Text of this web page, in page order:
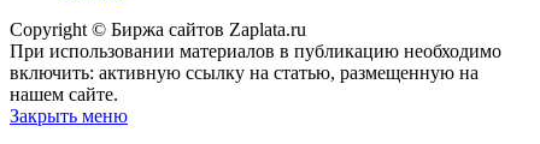
Copyright © Биржа сайтов Zaplata.ru
При использовании материалов в публикацию необходимо
включить: активную ссылку на статью, размещенную на
нашем сайте.
Закрыть меню